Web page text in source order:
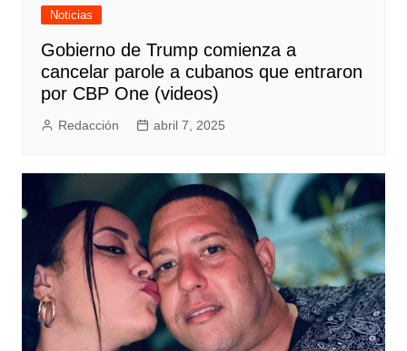
Noticias
Gobierno de Trump comienza a
cancelar parole a cubanos que entraron
por CBP One (videos)
Redacción abril 7, 2025